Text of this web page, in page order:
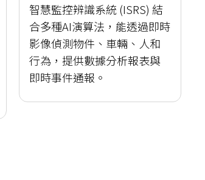
智慧監控辨識系統 (ISRS) 結
合多種AI演算法，能透過即時
影像偵測物件、車輛、人和
行為，提供數據分析報表與
即時事件通報。